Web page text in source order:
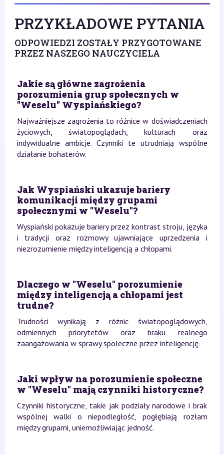
PRZYKŁADOWE PYTANIA
ODPOWIEDZI ZOSTAŁY PRZYGOTOWANE
PRZEZ NASZEGO NAUCZYCIELA
Jakie są główne zagrożenia
porozumienia grup społecznych w
"Weselu" Wyspiańskiego?
Najważniejsze zagrożenia to różnice w doświadczeniach
życiowych, światopoglądach, kulturach oraz
indywidualne ambicje. Czynniki te utrudniają wspólne
działanie bohaterów.
Jak Wyspiański ukazuje bariery
komunikacji między grupami
społecznymi w "Weselu"?
Wyspiański pokazuje bariery przez kontrast stroju, języka
i tradycji oraz rozmowy ujawniające uprzedzenia i
niezrozumienie między inteligencją a chłopami.
Dlaczego w "Weselu" porozumienie
między inteligencją a chłopami jest
trudne?
Trudności wynikają z różnic światopoglądowych,
odmiennych priorytetów oraz braku realnego
zaangażowania w sprawy społeczne przez inteligencję.
Jaki wpływ na porozumienie społeczne
w "Weselu" mają czynniki historyczne?
Czynniki historyczne, takie jak podziały narodowe i brak
wspólnej walki o niepodległość, pogłębiają rozłam
między grupami, uniemożliwiając jedność.